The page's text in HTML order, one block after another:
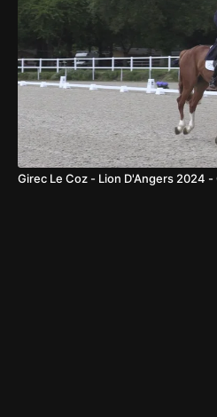
Girec Le Coz - Lion D'Angers 2024 -